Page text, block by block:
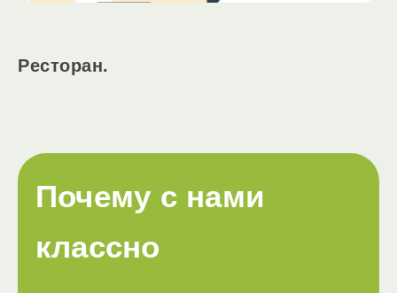
Ресторан.
Почему с нами
классно